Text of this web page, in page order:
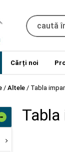
Cărți noi
/ Altele / Tabla